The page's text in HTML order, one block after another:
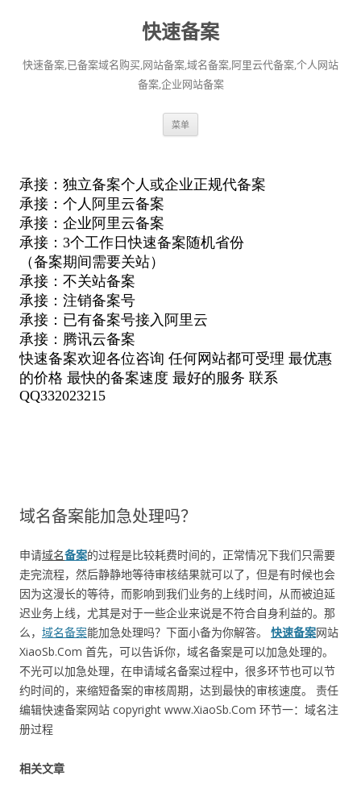
快速备案
快速备案,已备案域名购买,网站备案,域名备案,阿里云代备案,个人网站
备案,企业网站备案
菜单
域名备案能加急处理吗？
申请域名备案的过程是比较耗费时间的，正常情况下我们只需要
走完流程，然后静静地等待审核结果就可以了，但是有时候也会
因为这漫长的等待，而影响到我们业务的上线时间，从而被迫延
迟业务上线，尤其是对于一些企业来说是不符合自身利益的。那
么， 域名备案能加急处理吗？下面小备为你解答。 快速备案网站
XiaoSb.Com 首先，可以告诉你，域名备案是可以加急处理的。
不光可以加急处理，在申请域名备案过程中，很多环节也可以节
约时间的，来缩短备案的审核周期，达到最快的审核速度。 责任
编辑快速备案网站 copyright www.XiaoSb.Com 环节一：域名注
册过程
相关文章